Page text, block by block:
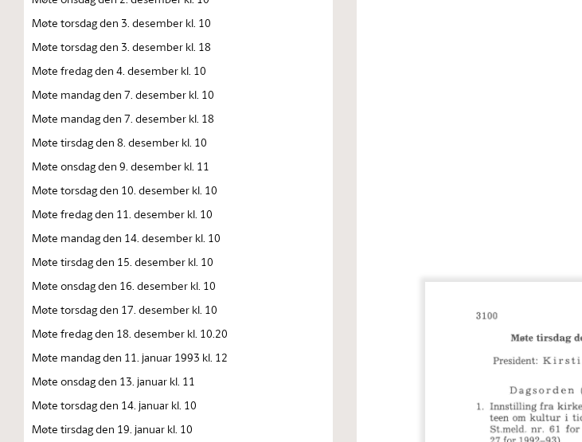
Møte torsdag den 3. desember kl. 10
Møte torsdag den 3. desember kl. 18
Møte fredag den 4. desember kl. 10
Møte mandag den 7. desember kl. 10
Møte mandag den 7. desember kl. 18
Møte tirsdag den 8. desember kl. 10
Møte onsdag den 9. desember kl. 11
Møte torsdag den 10. desember kl. 10
Møte fredag den 11. desember kl. 10
Møte mandag den 14. desember kl. 10
Møte tirsdag den 15. desember kl. 10
Møte onsdag den 16. desember kl. 10
Møte torsdag den 17. desember kl. 10
Møte fredag den 18. desember kl. 10.20
Møte mandag den 11. januar 1993 kl. 12
Møte onsdag den 13. januar kl. 11
Møte torsdag den 14. januar kl. 10
Møte tirsdag den 19. januar kl. 10